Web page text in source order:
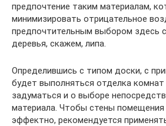
предпочтение таким материалам,
минимизировать отрицательное
предпочтительным выбором здесь
деревья, скажем, липа.
Определившись с типом доски, с
будет выполняться отделка
задуматься и о выборе
материала. Чтобы стены помещения
эффектно, рекомендуется